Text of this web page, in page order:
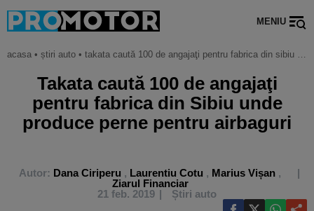
MENIU
acasa • știri auto • takata caută 100 de angajaţi pentru fabrica din sibiu unde produce perne pentru airbaguri
Takata caută 100 de angajaţi
pentru fabrica din Sibiu unde
produce perne pentru airbaguri
Autor: Dana Ciriperu , Laurentiu Cotu , Marius Vișan ,
Ziarul Financiar
21 feb. 2019
Știri auto